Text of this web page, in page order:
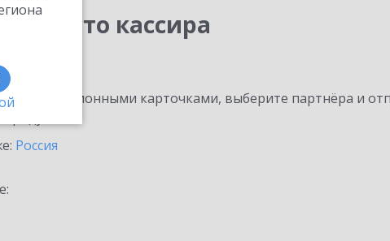
место кассира
с информационными карточками, выберите партнёра и
Россия